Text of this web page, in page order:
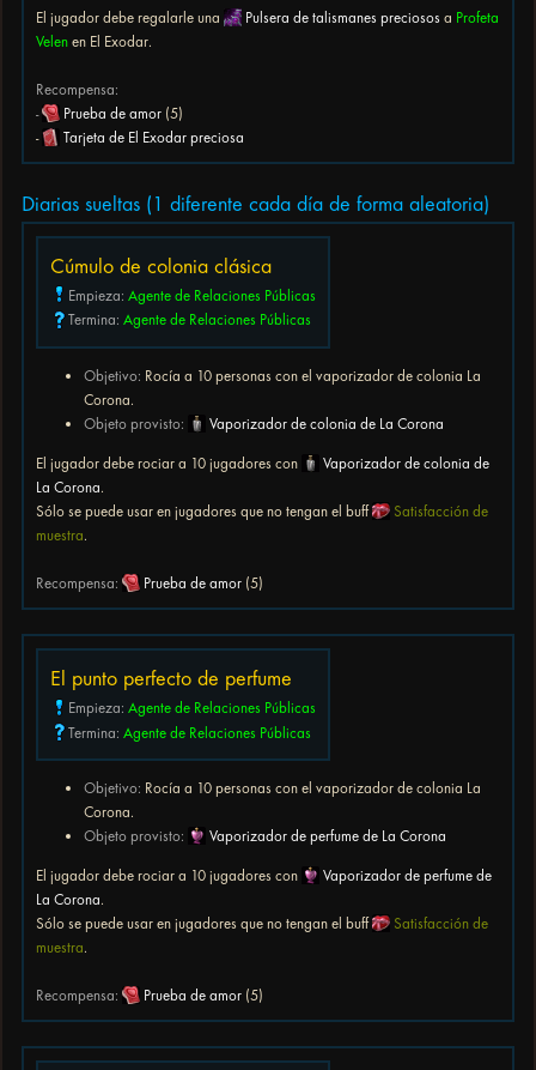
El jugador debe regalarle una Pulsera de talismanes preciosos a Profeta
Velen en El Exodar.
Recompensa:
-
Prueba de amor (5)
-
Tarjeta de El Exodar preciosa
Diarias sueltas (1 diferente cada día de forma aleatoria)
Cúmulo de colonia clásica
Empieza: Agente de Relaciones Públicas
Termina: Agente de Relaciones Públicas
Objetivo: Rocía a 10 personas con el vaporizador de colonia La
Corona.
Objeto provisto:
Vaporizador de colonia de La Corona
El jugador debe rociar a 10 jugadores con
Vaporizador de colonia de
La Corona.
Sólo se puede usar en jugadores que no tengan el buff
Satisfacción de
muestra.
Recompensa: Prueba de amor (5)
El punto perfecto de perfume
Empieza: Agente de Relaciones Públicas
Termina: Agente de Relaciones Públicas
Objetivo: Rocía a 10 personas con el vaporizador de colonia La
Corona.
Objeto provisto:
Vaporizador de perfume de La Corona
El jugador debe rociar a 10 jugadores con
Vaporizador de perfume de
La Corona.
Sólo se puede usar en jugadores que no tengan el buff
Satisfacción de
muestra.
Recompensa: Prueba de amor (5)